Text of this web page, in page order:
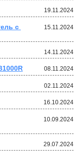
19.11.2024
15.11.2024
с
14.11.2024
08.11.2024
02.11.2024
16.10.2024
10.09.2024
29.07.2024